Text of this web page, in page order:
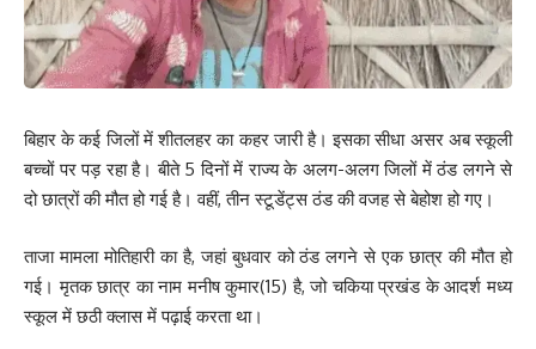
बिहार के कई जिलों में शीतलहर का कहर जारी है। इसका सीधा असर अब स्कूली
बच्चों पर पड़ रहा है। बीते 5 दिनों में राज्य के अलग-अलग जिलों में ठंड लगने से
दो छात्रों की मौत हो गई है। वहीं, तीन स्टूडेंट्स ठंड की वजह से बेहोश हो गए।
ताजा मामला मोतिहारी का है, जहां बुधवार को ठंड लगने से एक छात्र की मौत हो
गई। मृतक छात्र का नाम मनीष कुमार(15) है, जो चकिया प्रखंड के आदर्श मध्य
स्कूल में छठी क्लास में पढ़ाई करता था।